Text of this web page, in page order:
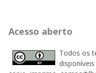
Acesso aberto
Todos os